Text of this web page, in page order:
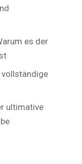
es der
vollständige
ultimative